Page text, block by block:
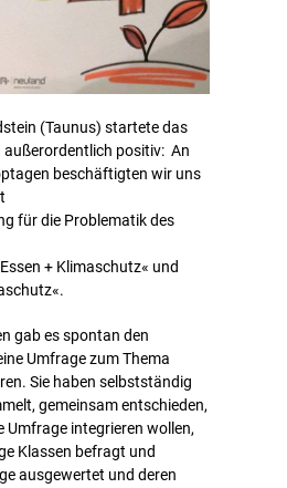
(Taunus) startete das
außerordentlich positiv: An
beschäftigten wir uns
für die Problematik des
+ Klimaschutz« und
gab es spontan den
Umfrage zum Thema
Sie haben selbstständig
gemeinsam entschieden,
Umfrage integrieren wollen,
Klassen befragt und
ausgewertet und deren